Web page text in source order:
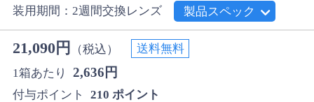
装用期間：2週間交換レンズ 製品スペック
21,090円 （税込）
送料無料
1箱あたり
2,636円
付与ポイント 210 ポイント